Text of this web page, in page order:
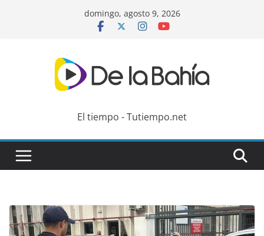
domingo, agosto 9, 2026
El tiempo - Tutiempo.net